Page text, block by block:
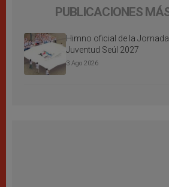
PUBLICACIONES
Himno oficial de la
Juventud Seúl 2027
3 Ago 2026